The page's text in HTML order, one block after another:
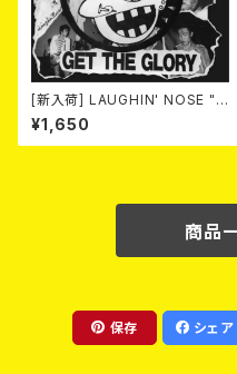
[新入荷] LAUGHIN' NOSE "G
ET THE GLORY" (CD)
¥1,650
商品
保存 シェア